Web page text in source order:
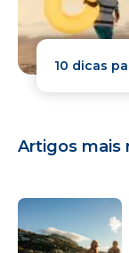
10 dicas
Artigos mais